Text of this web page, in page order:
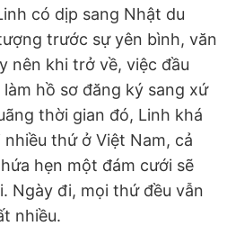
có dịp sang Nhật du
trước sự yên bình, văn
nên khi trở về, việc đầu
hồ sơ đăng ký sang xứ
thời gian đó, Linh khá
thứ ở Việt Nam, cả
hẹn một đám cưới sẽ
Ngày đi, mọi thứ đều vẫn
nhiều.